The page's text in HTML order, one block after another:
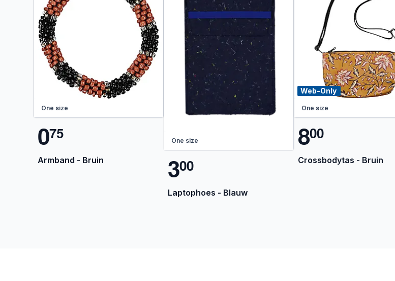
One size
075
Armband - Bruin
One size
300
Laptophoes - Blauw
Web-Only
One size
800
Crossbodytas - Bruin